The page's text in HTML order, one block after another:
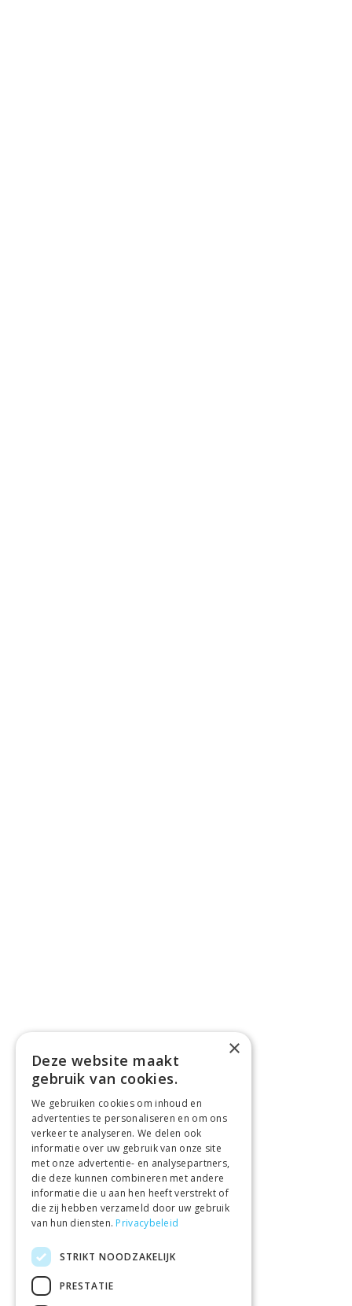
×
Deze website maakt
gebruik van cookies.
We gebruiken cookies om inhoud en
advertenties te personaliseren en om ons
verkeer te analyseren. We delen ook
informatie over uw gebruik van onze site
met onze advertentie- en analysepartners,
die deze kunnen combineren met andere
informatie die u aan hen heeft verstrekt of
die zij hebben verzameld door uw gebruik
van hun diensten. Privacybeleid
STRIKT NOODZAKELIJK
PRESTATIE